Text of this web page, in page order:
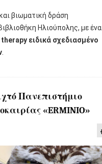
βιωματική δράση
Ηλιούπολης, με ένα
ειδικά σχεδιασμένο
Πανεπιστήμιο
«ERMINIO»